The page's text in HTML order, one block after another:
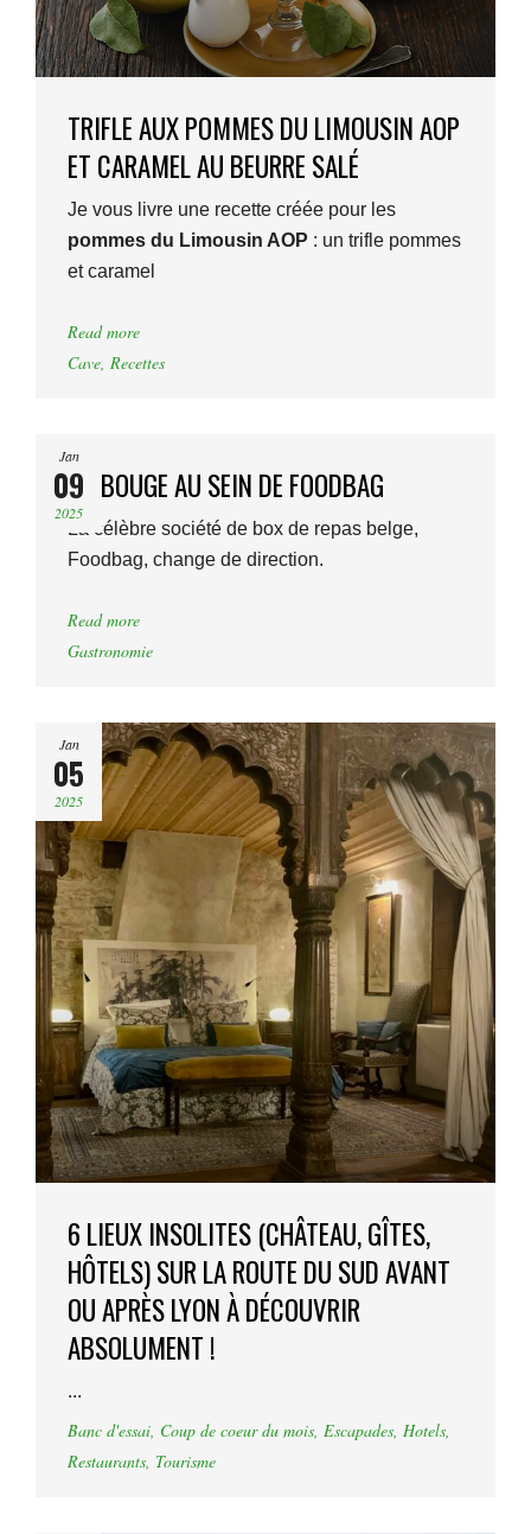
TRIFLE AUX POMMES DU LIMOUSIN AOP
ET CARAMEL AU BEURRE SALÉ
Je vous livre une recette créée pour les
pommes du Limousin AOP : un trifle pommes
et caramel
Read more
Cave, Recettes
Jan
09
2025
CA BOUGE AU SEIN DE FOODBAG
La célèbre société de box de repas belge,
Foodbag, change de direction.
Read more
Gastronomie
Jan
05
2025
6 LIEUX INSOLITES (CHÂTEAU, GÎTES,
HÔTELS) SUR LA ROUTE DU SUD AVANT
OU APRÈS LYON À DÉCOUVRIR
ABSOLUMENT !
...
Banc d'essai, Coup de coeur du mois, Escapades, Hotels,
Restaurants, Tourisme